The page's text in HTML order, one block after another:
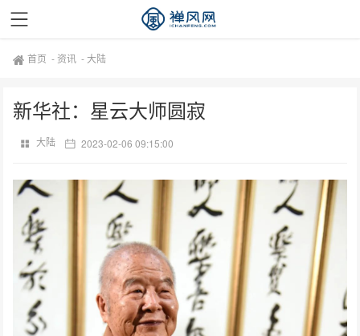
首页 - 资讯 -大陆
新华社：星云大师圆寂
大陆 2023-02-06 09:15:00